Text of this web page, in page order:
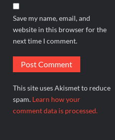
Save my name, email, and
website in this browser for the
next time I comment.
This site uses Akismet to reduce
spam. Learn how your
comment data is processed.